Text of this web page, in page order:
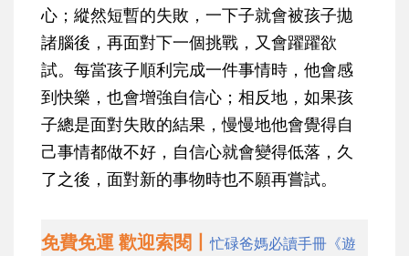
心；縱然短暫的失敗，一下子就會被孩子拋
諸腦後，再面對下一個挑戰，又會躍躍欲
試。每當孩子順利完成一件事情時，他會感
到快樂，也會增強自信心；相反地，如果孩
子總是面對失敗的結果，慢慢地他會覺得自
己事情都做不好，自信心就會變得低落，久
了之後，面對新的事物時也不願再嘗試。
免費免運 歡迎索閱丨忙碌爸媽必讀手冊《遊